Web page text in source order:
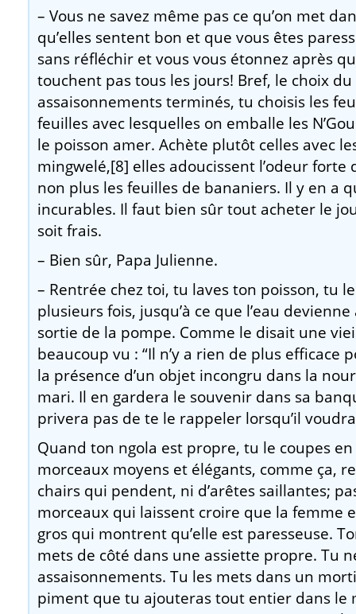
– Vous ne savez même pas ce qu’on met
qu’elles sentent bon et que vous êtes
sans réfléchir et vous vous étonnez après
touchent pas tous les jours! Bref, le choix
assaisonnements terminés, tu choisis les
feuilles avec lesquelles on emballe les
le poisson amer. Achète plutôt celles avec
mingwelé,[8] elles adoucissent l’odeur forte
non plus les feuilles de bananiers. Il y en a
incurables. Il faut bien sûr tout acheter le
soit frais.
– Bien sûr, Papa Julienne.
– Rentrée chez toi, tu laves ton poisson, tu
plusieurs fois, jusqu’à ce que l’eau
sortie de la pompe. Comme le disait une
beaucoup vu : “Il n’y a rien de plus efficace
la présence d’un objet incongru dans la
mari. Il en gardera le souvenir dans sa
privera pas de te le rappeler lorsqu’il
Quand ton ngola est propre, tu le coupes
morceaux moyens et élégants, comme ça,
chairs qui pendent, ni d’arêtes saillantes;
morceaux qui laissent croire que la femme
gros qui montrent qu’elle est paresseuse.
mets de côté dans une assiette propre. Tu
assaisonnements. Tu les mets dans un
piment que tu ajouteras tout entier dans le